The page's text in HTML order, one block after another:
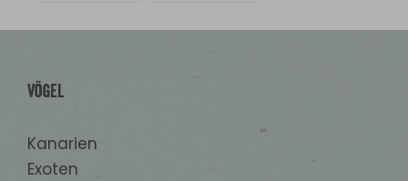
mg. Zootechnische zusatzstoffe: 4a18i 6-
Endo-1,4-beta-xylanase EC 3.2.1.8 270 U -
EC 3.2.1.6 70 U - 4a1602i Endo-1,4,-beta-
glucanase EC 3.2.1.4 80 U.
Vögel
Kanarien
Exoten